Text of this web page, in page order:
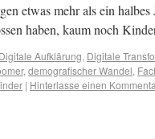
etwas mehr als ein
haben, kaum noch
Digitale Aufklärung, Digitale
, demografischer Wandel,
| Hinterlasse einen